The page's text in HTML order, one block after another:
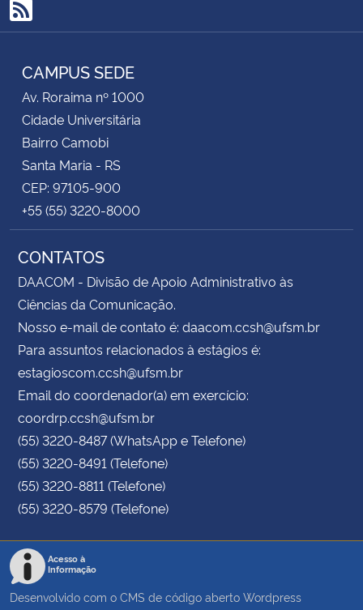
RSS
CAMPUS SEDE
Av. Roraima nº 1000
Cidade Universitária
Bairro Camobi
Santa Maria - RS
CEP: 97105-900
+55 (55) 3220-8000
CONTATOS
DAACOM - Divisão de Apoio Administrativo às
Ciências da Comunicação.
Nosso e-mail de contato é: daacom.ccsh@ufsm.br
Para assuntos relacionados à estágios é:
estagioscom.ccsh@ufsm.br
Email do coordenador(a) em exercício:
coordrp.ccsh@ufsm.br
(55) 3220-8487 (WhatsApp e Telefone)
(55) 3220-8491 (Telefone)
(55) 3220-8811 (Telefone)
(55) 3220-8579 (Telefone)
Acesso à
Informação
Desenvolvido com o CMS de código aberto Wordpress